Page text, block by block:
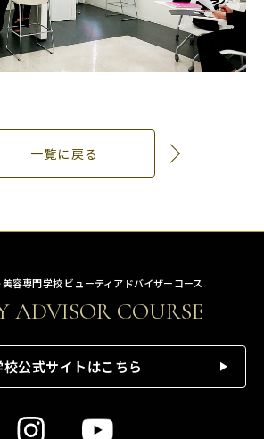
一覧に戻る
美容専門学校 ビューティアドバイザーコース
ADVISOR COURSE
校公式サイトはこちら